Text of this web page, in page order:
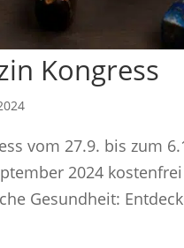
Kongress
vom 27.9. bis zum
2024
Gesundheit: